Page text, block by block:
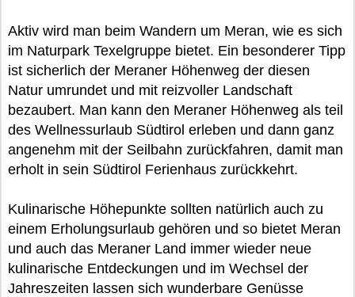
Aktiv wird man beim Wandern um Meran, wie es sich
im Naturpark Texelgruppe bietet. Ein besonderer Tipp
ist sicherlich der Meraner Höhenweg der diesen
Natur umrundet und mit reizvoller Landschaft
bezaubert. Man kann den Meraner Höhenweg als teil
des Wellnessurlaub Südtirol erleben und dann ganz
angenehm mit der Seilbahn zurückfahren, damit man
erholt in sein Südtirol Ferienhaus zurückkehrt.
Kulinarische Höhepunkte sollten natürlich auch zu
einem Erholungsurlaub gehören und so bietet Meran
und auch das Meraner Land immer wieder neue
kulinarische Entdeckungen und im Wechsel der
Jahreszeiten lassen sich wunderbare Genüsse